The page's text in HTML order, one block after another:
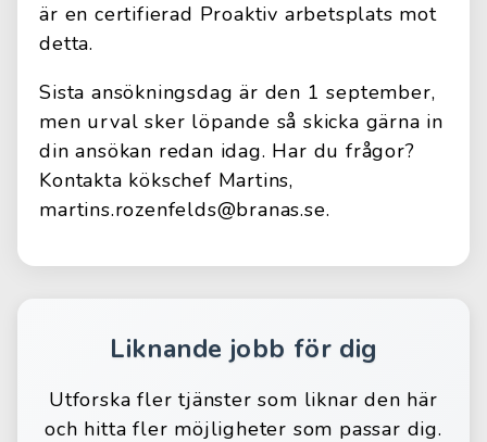
är en certifierad Proaktiv arbetsplats mot
detta.
Sista ansökningsdag är den 1 september,
men urval sker löpande så skicka gärna in
din ansökan redan idag. Har du frågor?
Kontakta kökschef Martins,
martins.rozenfelds@branas.se.
Liknande jobb för dig
Utforska fler tjänster som liknar den här
och hitta fler möjligheter som passar dig.